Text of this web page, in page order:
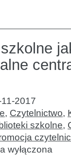
2017
, Czytelnictwo,
szkolne,
wyłączona